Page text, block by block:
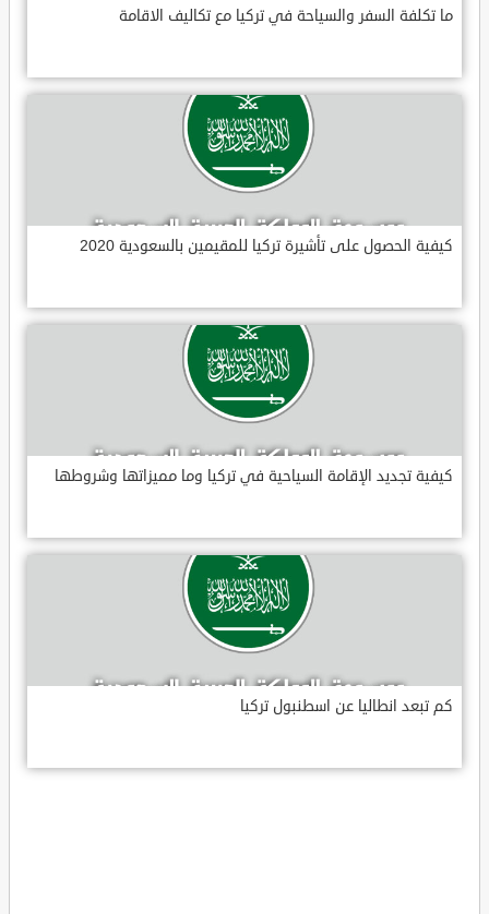
ما تكلفة السفر والسياحة في تركيا مع تكاليف الاقامة
كيفية الحصول على تأشيرة تركيا للمقيمين بالسعودية 2020
كيفية تجديد الإقامة السياحية في تركيا وما مميزاتها وشروطها
كم تبعد انطاليا عن اسطنبول تركيا